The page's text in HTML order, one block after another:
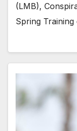
(LMB),
Spring